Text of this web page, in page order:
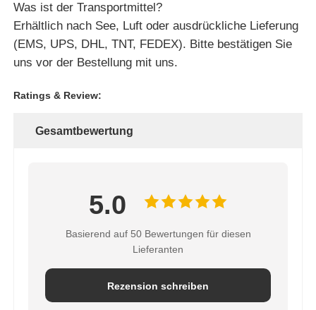
Was ist der Transportmittel?
Erhältlich nach See, Luft oder ausdrückliche Lieferung
(EMS, UPS, DHL, TNT, FEDEX). Bitte bestätigen Sie
uns vor der Bestellung mit uns.
Ratings & Review:
Gesamtbewertung
5.0
Basierend auf 50 Bewertungen für diesen
Lieferanten
Rezension schreiben